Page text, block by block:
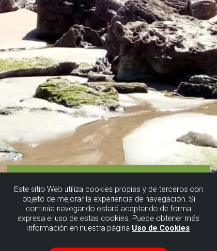
Este sitio Web utiliza cookies propias y de terceros con
objeto de mejorar la experiencia de navegación. Si
continúa navegando estará aceptando de forma
expresa el uso de estas cookies. Puede obtener más
información en nuestra página Uso de Cookies